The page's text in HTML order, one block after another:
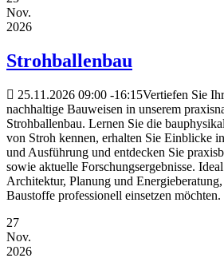
Nov.
2026
Strohballenbau
25.11.2026 09:00 -16:15Vertiefen Sie
nachhaltige Bauweisen in unserem
Strohballenbau. Lernen Sie die
von Stroh kennen, erhalten Sie Einblicke
und Ausführung und entdecken Sie
sowie aktuelle Forschungsergebnisse.
Architektur, Planung und
Baustoffe professionell einsetzen möchten.
27
Nov.
2026